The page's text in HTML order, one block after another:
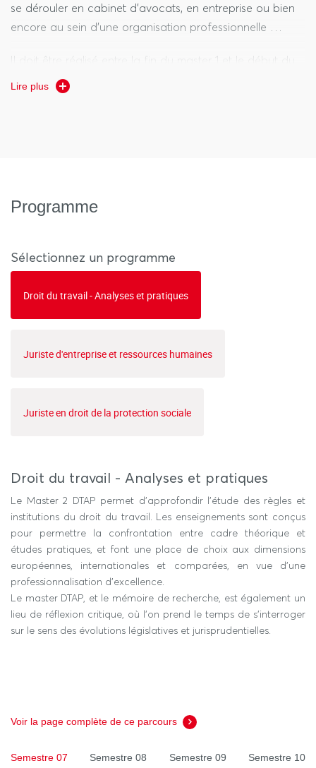
- Des choix possibles parmi des matières optionnelles
- Un séminaire semestriel sur les métiers du droit social
se dérouler en cabinet d’avocats, en entreprise ou bien
encore au sein d’une organisation professionnelle …
Il doit être réalisé entre la fin du master 1 et le début du
master 2. Il est d’une durée de deux mois. Sur
Lire plus
Programme
Sélectionnez un programme
Droit du travail - Analyses et pratiques
Juriste d'entreprise et ressources humaines
Juriste en droit de la protection sociale
Droit du travail - Analyses et pratiques
Le Master 2 DTAP permet d’approfondir l’étude des règles et
institutions du droit du travail. Les enseignements sont conçus
pour permettre la confrontation entre cadre théorique et
études pratiques, et font une place de choix aux dimensions
européennes, internationales et comparées, en vue d’une
professionnalisation d’excellence.
Le master DTAP, et le mémoire de recherche, est également un
lieu de réflexion critique, où l’on prend le temps de s’interroger
sur le sens des évolutions législatives et jurisprudentielles.
Voir la page complète de ce parcours
Semestre 07 Semestre 08 Semestre 09 Semestre 10